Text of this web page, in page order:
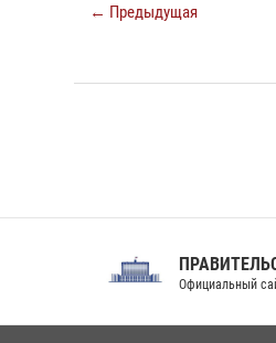
← Предыдущая
Официальный сайт